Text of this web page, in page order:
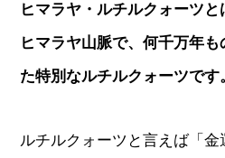
ヒマラヤ・ルチルクォーツ
ヒマラヤ山脈で、何千万年
た特別なルチルクォーツです
ルチルクォーツと言えば「金